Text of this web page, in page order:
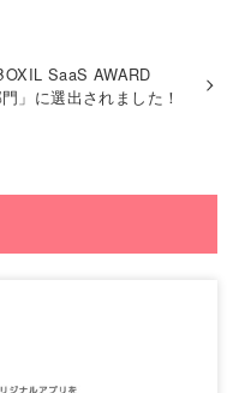
SaaS AWARD
」に選出されました！